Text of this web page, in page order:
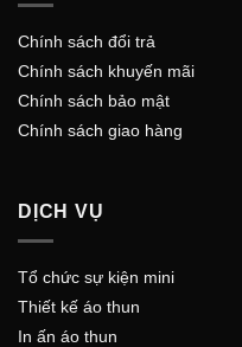
Chính sách đổi trả
Chính sách khuyến mãi
Chính sách bảo mật
Chính sách giao hàng
DỊCH VỤ
Tổ chức sự kiện mini
Thiết kế áo thun
In ấn áo thun